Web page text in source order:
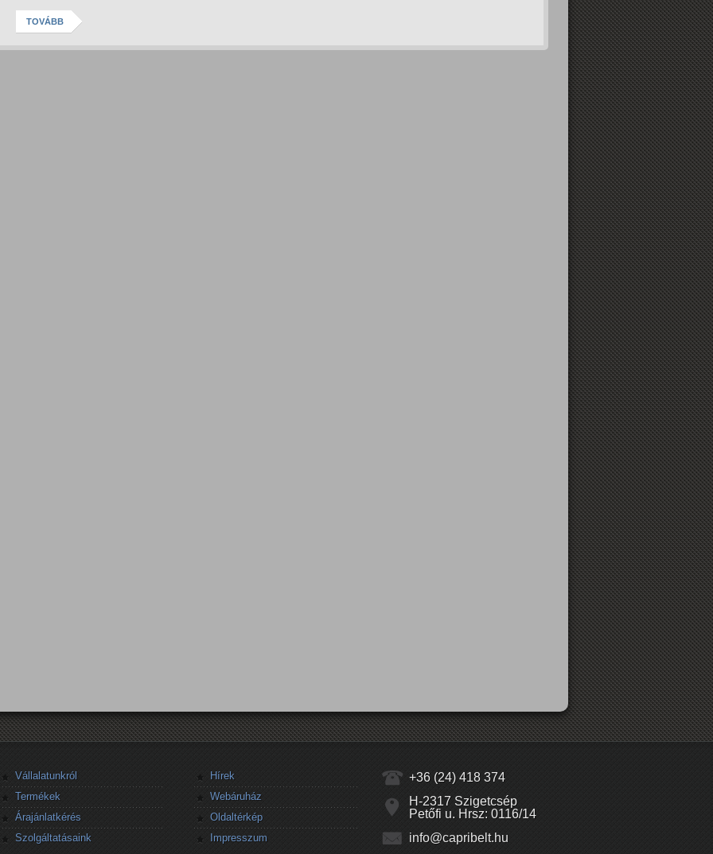
TOVÁBB
Vállalatunkról
Termékek
Árajánlatkérés
Szolgáltatásaink
Hírek
Webáruház
Oldaltérkép
Impresszum
+36 (24) 418 374
H-2317 Szigetcsép
Petőfi u. Hrsz: 0116/14
info@capribelt.hu